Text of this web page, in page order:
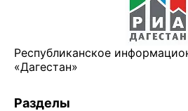
Республиканское
«Дагестан»
Разделы